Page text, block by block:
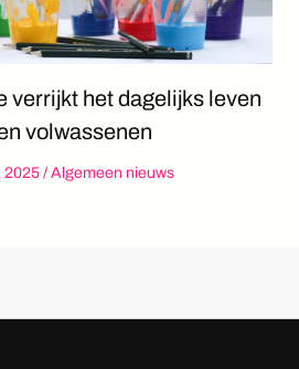
verrijkt het dagelijks leven
volwassenen
2025/ Algemeen nieuws